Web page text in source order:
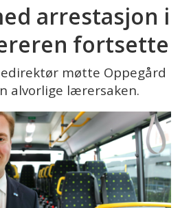
arrestasjon i
fortsette
møtte Oppegård
alvorlige lærersaken.